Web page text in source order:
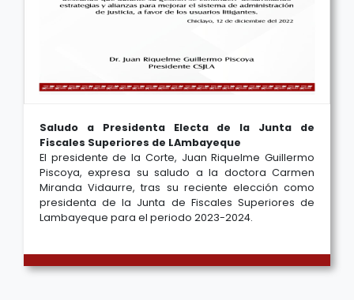
Saludo a Presidenta Electa de la Junta de
Fiscales Superiores de LAmbayeque
El presidente de la Corte, Juan Riquelme Guillermo
Piscoya, expresa su saludo a la doctora Carmen
Miranda Vidaurre, tras su reciente elección como
presidenta de la Junta de Fiscales Superiores de
Lambayeque para el periodo 2023-2024.